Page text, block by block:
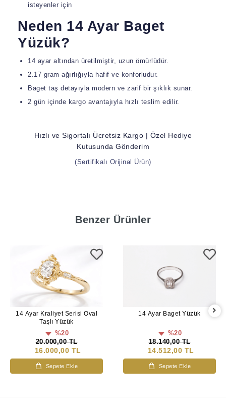
isteyenler için
Neden 14 Ayar Baget
Yüzük?
14 ayar altından üretilmiştir, uzun ömürlüdür.
2.17 gram ağırlığıyla hafif ve konforludur.
Baget taş detayıyla modern ve zarif bir şıklık sunar.
2 gün içinde kargo avantajıyla hızlı teslim edilir.
Hızlı ve Sigortalı Ücretsiz Kargo | Özel Hediye
Kutusunda Gönderim
(Sertifikalı Orijinal Ürün)
Benzer Ürünler
14 Ayar Kraliyet Serisi Oval
Taşlı Yüzük
%20
20.000,00 TL
16.000,00 TL
Sepete Ekle
14 Ayar Baget Yüzük
%20
18.140,00 TL
14.512,00 TL
Sepete Ekle